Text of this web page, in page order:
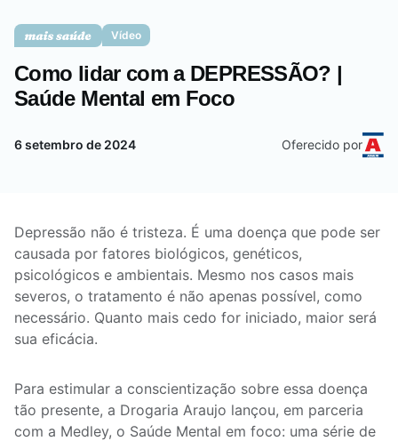
Vídeo
Como lidar com a DEPRESSÃO? |
Saúde Mental em Foco
6 setembro de 2024 Oferecido por
Depressão não é tristeza. É uma doença que pode ser
causada por fatores biológicos, genéticos,
psicológicos e ambientais. Mesmo nos casos mais
severos, o tratamento é não apenas possível, como
necessário. Quanto mais cedo for iniciado, maior será
sua eficácia.
Para estimular a conscientização sobre essa doença
tão presente, a Drogaria Araujo lançou, em parceria
com a Medley, o Saúde Mental em foco: uma série de